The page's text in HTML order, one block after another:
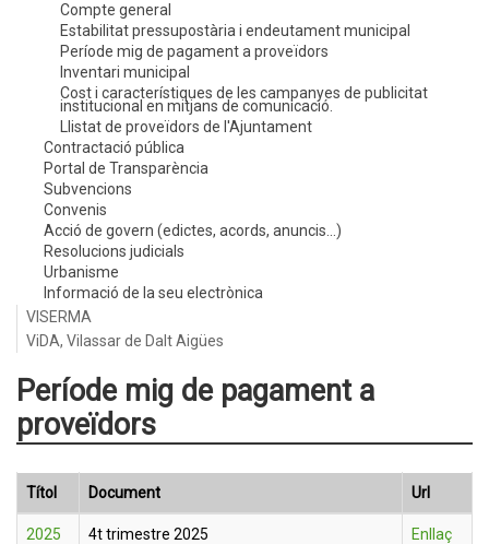
Compte general
Estabilitat pressupostària i endeutament municipal
Període mig de pagament a proveïdors
Inventari municipal
Cost i característiques de les campanyes de publicitat
institucional en mitjans de comunicació.
Llistat de proveïdors de l'Ajuntament
Contractació pública
Portal de Transparència
Subvencions
Convenis
Acció de govern (edictes, acords, anuncis...)
Resolucions judicials
Urbanisme
Informació de la seu electrònica
VISERMA
ViDA, Vilassar de Dalt Aigües
Període mig de pagament a
proveïdors
Títol Document Url
2025 4t trimestre 2025 Enllaç